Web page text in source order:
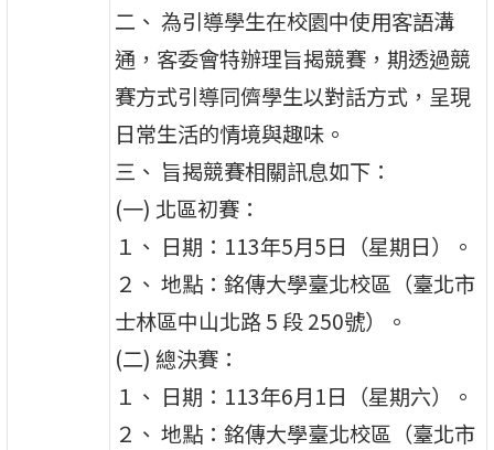
二、 為引導學生在校園中使用客語溝
通，客委會特辦理旨揭競賽，期透過競
賽方式引導同儕學生以對話方式，呈現
日常生活的情境與趣味。
三、 旨揭競賽相關訊息如下：
(一) 北區初賽：
１、 日期：113年5月5日（星期日）。
２、 地點：銘傳大學臺北校區（臺北市
士林區中山北路 5 段 250號）。
(二) 總決賽：
１、 日期：113年6月1日（星期六）。
２、 地點：銘傳大學臺北校區（臺北市